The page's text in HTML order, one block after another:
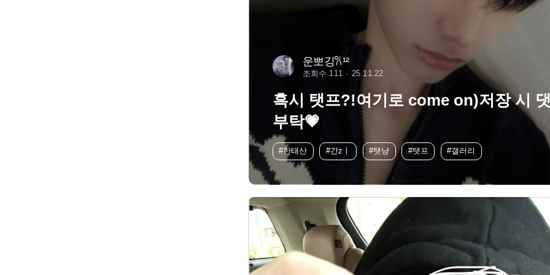
운뽀깅𐙚¹²
조회수 111 25.11.22
혹시 탯프?!여기로 come on)저장 시
부탁💗
#한태산 #간zㅣ #탯냥 #탯프 #갤러리